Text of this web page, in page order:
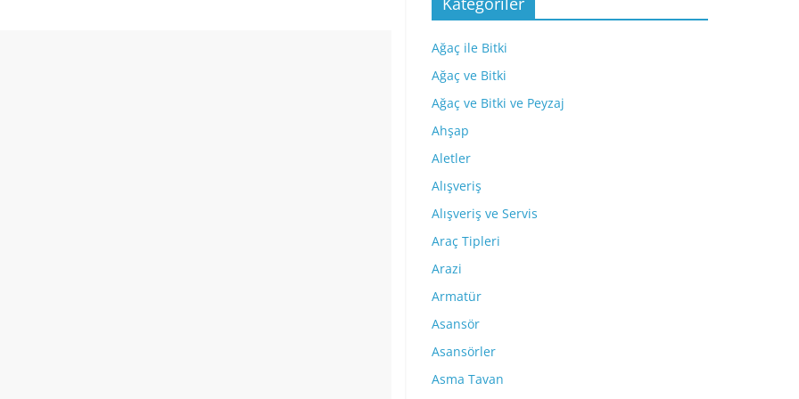
Ağaç ile Bitki
Ağaç ve Bitki
Ağaç ve Bitki ve Peyzaj
Ahşap
Aletler
Alışveriş
Alışveriş ve Servis
Araç Tipleri
Arazi
Armatür
Asansör
Asansörler
Asma Tavan